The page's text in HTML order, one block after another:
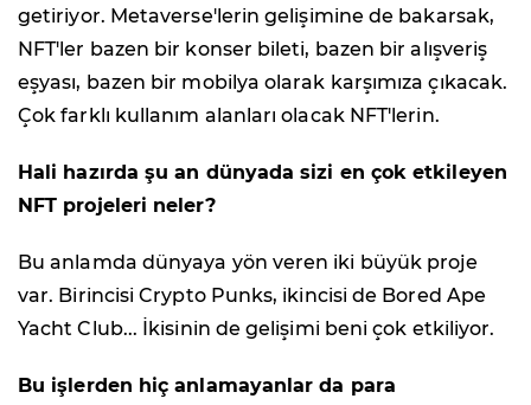
getiriyor. Metaverse'lerin gelişimine de bakarsak,
NFT'ler bazen bir konser bileti, bazen bir alışveriş
eşyası, bazen bir mobilya olarak karşımıza çıkacak.
Çok farklı kullanım alanları olacak NFT'lerin.
Hali hazırda şu an dünyada sizi en çok etkileyen
NFT projeleri neler?
Bu anlamda dünyaya yön veren iki büyük proje
var. Birincisi Crypto Punks, ikincisi de Bored Ape
Yacht Club... İkisinin de gelişimi beni çok etkiliyor.
Bu işlerden hiç anlamayanlar da para